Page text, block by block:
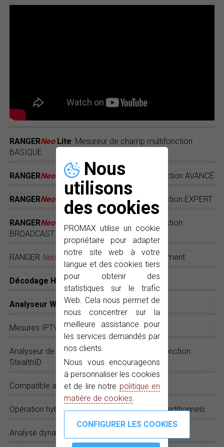
Nous
utilisons
des cookies
PROMAX utilise un cookie
propriétaire pour adapter
notre site web à votre
langue et des cookies tiers
pour obtenir des
statistiques sur le trafic
Web. Cela nous permet de
nous concentrer sur la
meilleure assistance pour
les services demandés par
nos clients.
Nous vous encourageons
à personnaliser les cookies
et de lire notre politique en
matière de cookies.
RANGERNeoLite: Mesureur de champ multifonction
BASIQUE
RANGERNeo+ : Mesureur de champ multifonction AVANCÉ
RANGERNeo2 : Mesureur de champ multifonction EXPERT
RANGERNeo3
: Mesureur de champ multifonction
BROADCAST HEVC H.265
RANGER Neo : Pour maîtriser votre environnement
Décodage HEVC H.265
Analyseur WiFi 2.4 GHz
Mesures IPTV sur le RANGERNeo
Analyseur de spectre rapide et précis avec fonction
StealthID
Compatible avec wbLNB
Opération hybride : Écran tactile et boutons traditionnels
Analyse dynamique des échos